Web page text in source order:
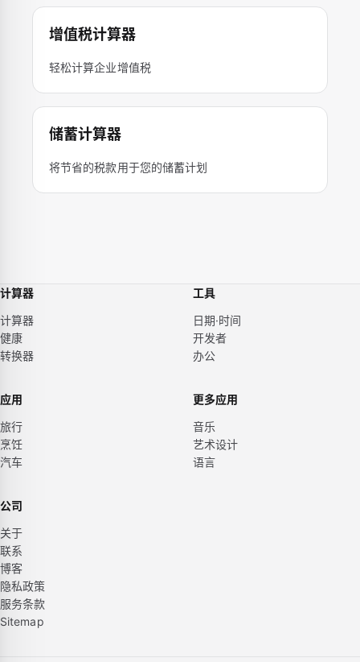
增值税计算器
轻松计算企业增值税
储蓄计算器
将节省的税款用于您的储蓄计划
计算器
计算器
健康
转换器
工具
日期·时间
开发者
办公
应用
旅行
烹饪
汽车
更多应用
音乐
艺术设计
语言
公司
关于
联系
博客
隐私政策
服务条款
Sitemap